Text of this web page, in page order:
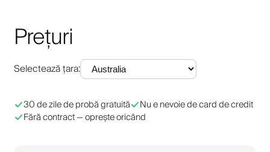
Prețuri
Selectează țara:
30 de zile de probă gratuită
Nu e nevoie de card de credit
Fără contract — oprește oricând